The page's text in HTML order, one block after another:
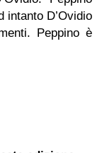
intanto D’Ovidio
Peppino è